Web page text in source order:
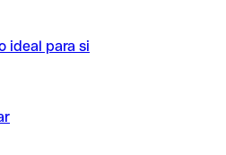
ideal para si